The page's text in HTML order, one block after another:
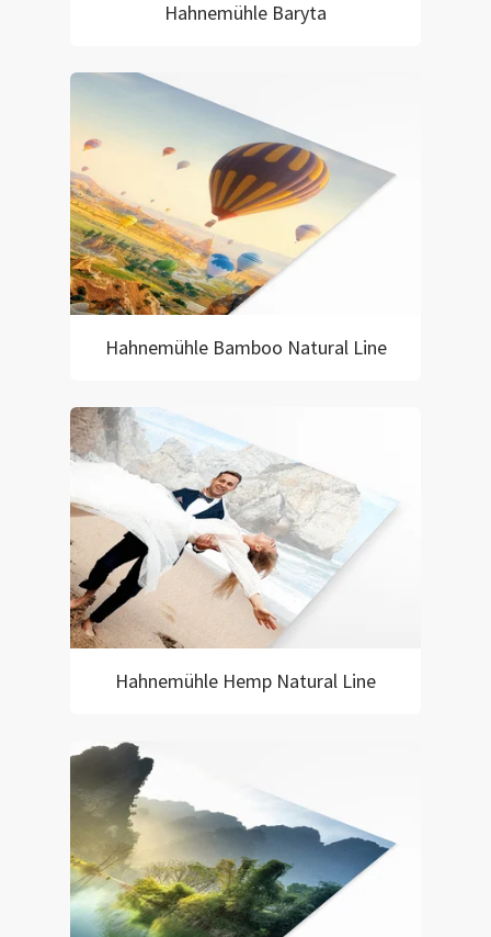
Hahnemühle Baryta
Hahnemühle Bamboo Natural Line
Hahnemühle Hemp Natural Line